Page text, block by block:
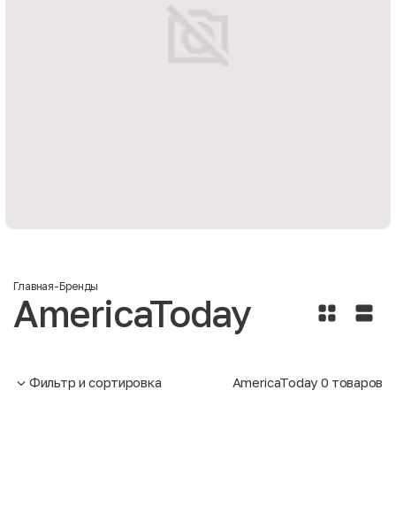
Главная-Бренды
AmericaToday
Фильтр и сортировка AmericaToday 0 товаров